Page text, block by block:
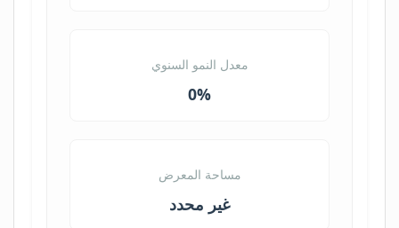
معدل النمو السنوي
0%
مساحة المعرض
غير محدد